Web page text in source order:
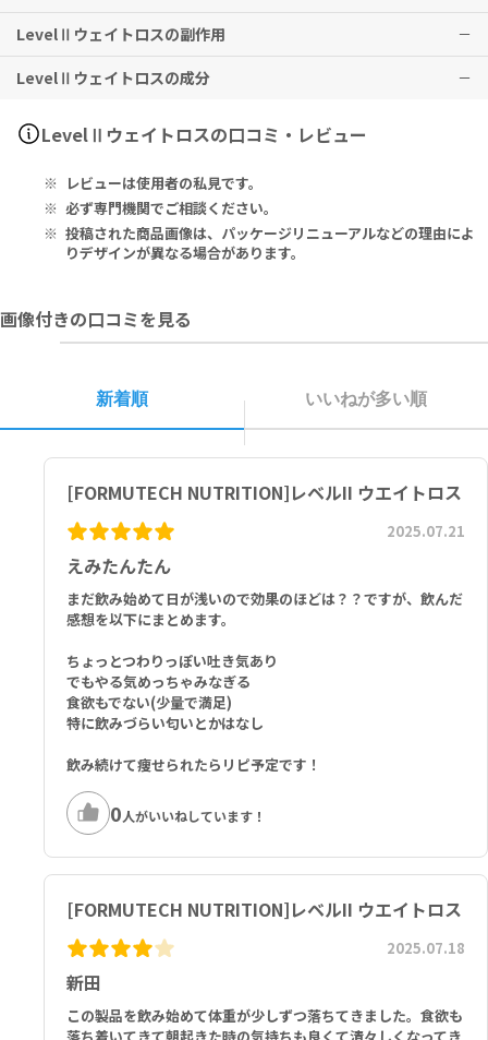
目覚めの時に1粒を目安に召し上がり、1日に2粒を超えた量を摂取し
ないでください。
遅い時間帯には摂取しないでください。
本品は、多量摂取により疾病が治癒したり、より健康が増進するもの
ではありません。1日の摂取目安量を必ず守り、過剰な摂取はお控え
ください。
妊娠中・妊娠の可能性のある方・授乳中の方は、使用をお控えくださ
い。
ださい。
子供の手の届かないところに保管してください。
競技大会や各種検定などの対象となるアスリートは、本品使用前にご
自身の統括団体にご確認ください。
LevelⅡウェイトロスの副作用
特に副作用は報告されておりませんが、異常を感じた際はただちに使
LevelⅡウェイトロスの成分
Serving Size: 2 Capsules Servings per Container: 45
Niacin (Vitamin B3) 40mg, Vitamin B6 (Pyridoxine HCl) 10mg,
-Phenylalanine, Green Coffee Bean Extract (50% Chlorogeni
c Acid), Evodiae Fructus (Evodiamine), N-Acetyl Tyrosine, 5-
Hydroxytryptophan (Griffonia Simplicifolia), Higenamine HC
l, Panax Ginseng Root, Rauwolfia Vomitoria Root Extract (st
Other Ingredients: Magnesium Stearate, Silicon Dioxide, Ge
latin (capsule), Titanium Dioxide, FD&C Blue #1, FD&C Red #
2粒あたり（45回分）：
ナイアシン（ビタミンB3） 40mg、ビタミンB6（ピリドキシン塩酸
塩） 10mg、レベルⅡスーパーサーモブレンド（独自ブレンド）カフ
ェイン、L-フェニルアラニン、生コーヒー豆エキス（クロロゲン酸 5
0%）、ゴシュユ（エボジアミン）、N-アセチル チロシン、5-ヒドロ
塩酸塩、オタネニンジン、Rauwolfia Vomitoria根エキス（α-ヨヒ
ンビン 最小90％ 標準化） 890mg
その他の成分：ステアリン酸Ｍｇ、二酸化ケイ素、ゼラチン（カプセ
ル）、酸化チタン、FD&C Blue #1、FD&C Red #40
LevelⅡウェイトロスの口コミ・レビュー
レビューは使用者の私見です。
必ず専門機関でご相談ください。
投稿された商品画像は、パッケージリニューアルなどの理由によ
りデザインが異なる場合があります。
画像付きの口コミを見る
新着順 いいねが多い順
[FORMUTECH NUTRITION]レベルII ウエイトロス
えみたんたん
2025.07.21
まだ飲み始めて日が浅いので効果のほどは？？ですが、飲んだ
感想を以下にまとめます。
ちょっとつわりっぽい吐き気あり
でもやる気めっちゃみなぎる
食欲もでない(少量で満足)
特に飲みづらい匂いとかはなし
飲み続けて痩せられたらリピ予定です！
0人がいいねしています！
[FORMUTECH NUTRITION]レベルII ウエイトロス
新田
2025.07.18
この製品を飲み始めて体重が少しずつ落ちてきました。食欲も